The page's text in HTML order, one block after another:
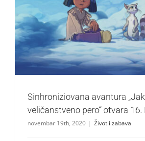
Sinhroniziovana avantura „Jakari i
otvara 16. Kids fest
Život i zabava
Sinhroniziovana avantura
veličanstveno pero“ otvara 16.
novembar 19th, 2020 | Život i zabava